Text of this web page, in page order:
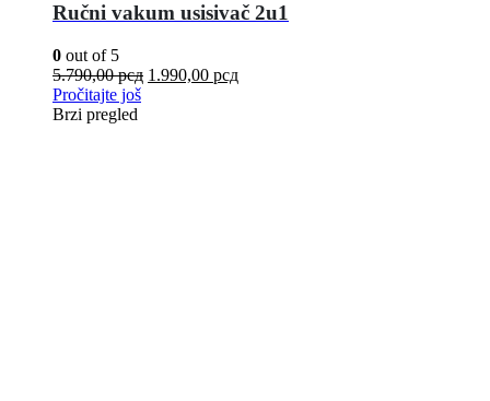
Ručni vakum usisivač 2u1
0 out of 5
5.790,00рсд 1.990,00 рсд
Pročitajte još
Brzi pregled